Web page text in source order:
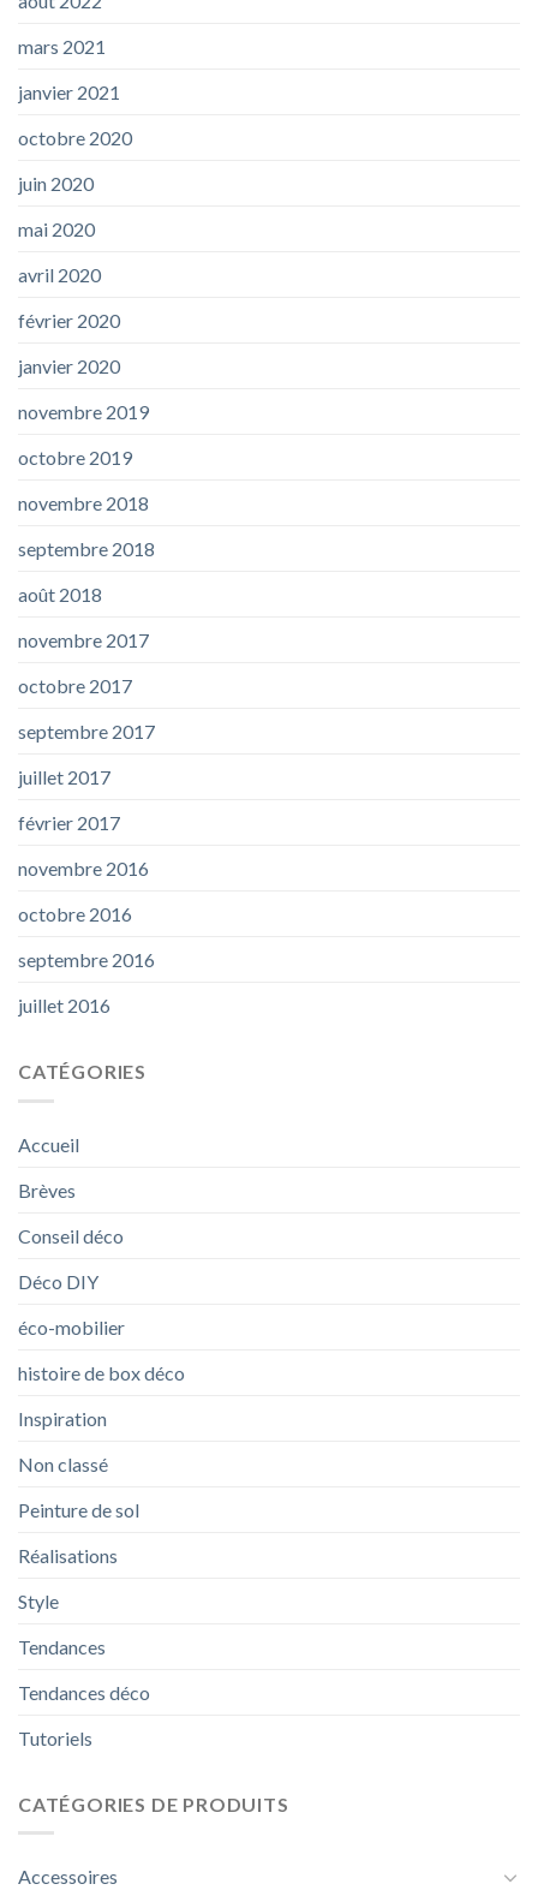
mars 2021
janvier 2021
octobre 2020
juin 2020
mai 2020
avril 2020
février 2020
janvier 2020
novembre 2019
octobre 2019
novembre 2018
septembre 2018
août 2018
novembre 2017
octobre 2017
septembre 2017
juillet 2017
février 2017
novembre 2016
octobre 2016
septembre 2016
juillet 2016
CATÉGORIES
Accueil
Brèves
Conseil déco
Déco DIY
éco-mobilier
histoire de box déco
Inspiration
Non classé
Peinture de sol
Réalisations
Style
Tendances
Tendances déco
Tutoriels
CATÉGORIES DE PRODUITS
Accessoires